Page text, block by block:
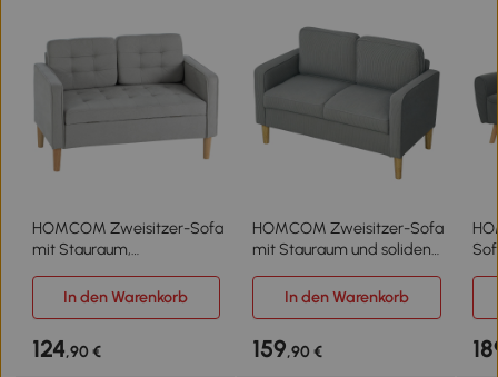
HOMCOM Zweisitzer-Sofa
mit Stauraum,
Kautschukbaumholz,
117x62x78cm, Hellgrau
HOMCOM Zweisitzer-Sofa
mit Stauraum und soliden
Wohnzimmer,
Schlafzimmer, 117 x 63 x 79
In den Warenkorb In den Warenkorb
124,90 € 159,90 €